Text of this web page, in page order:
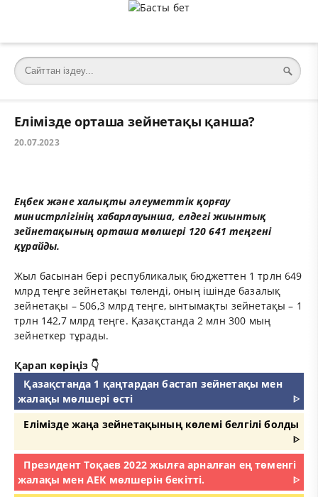
Елімізде орташа зейнетақы қанша?
20.07.2023
Еңбек және халықты әлеуметтік қорғау
министрлігінің хабарлауынша, елдегі жиынтық
зейнетақының орташа мөлшері 120 641 теңгені
құрайды.
Жыл басынан бері республикалық бюджеттен 1 трлн 649
млрд теңге зейнетақы төленді, оның ішінде базалық
зейнетақы – 506,3 млрд теңге, ынтымақты зейнетақы – 1
трлн 142,7 млрд теңге. Қазақстанда 2 млн 300 мың
зейнеткер тұрады.
Қарап көріңіз 👇
Қазақстанда 1 қаңтардан бастап зейнетақы мен
жалақы мөлшері өсті
ᐈ
Елімізде жаңа зейнетақының көлемі белгілі болды
ᐈ
Президент Тоқаев 2022 жылға арналған ең төменгі
жалақы мен АЕК мөлшерін бекітті.
ᐈ